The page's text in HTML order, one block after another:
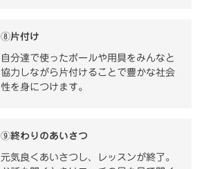
⑧片付け
自分達で使ったボールや用具をみんなと
協力しながら片付けることで豊かな社会
性を身につけます。
⑨終わりのあいさつ
元気良くあいさつし、レッスンが終了。